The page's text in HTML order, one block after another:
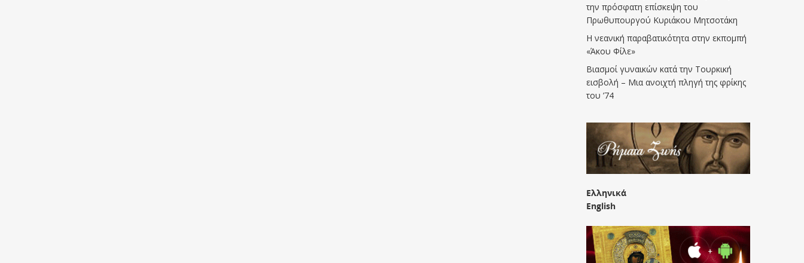
την πρόσφατη επίσκεψη του
Πρωθυπουργού Κυριάκου Μητσοτάκη
Η νεανική παραβατικότητα στην εκπομπή
«Άκου Φίλε»
Βιασμοί γυναικών κατά την Τουρκική
εισβολή – Μια ανοιχτή πληγή της φρίκης
του ’74
Ελληνικά
English